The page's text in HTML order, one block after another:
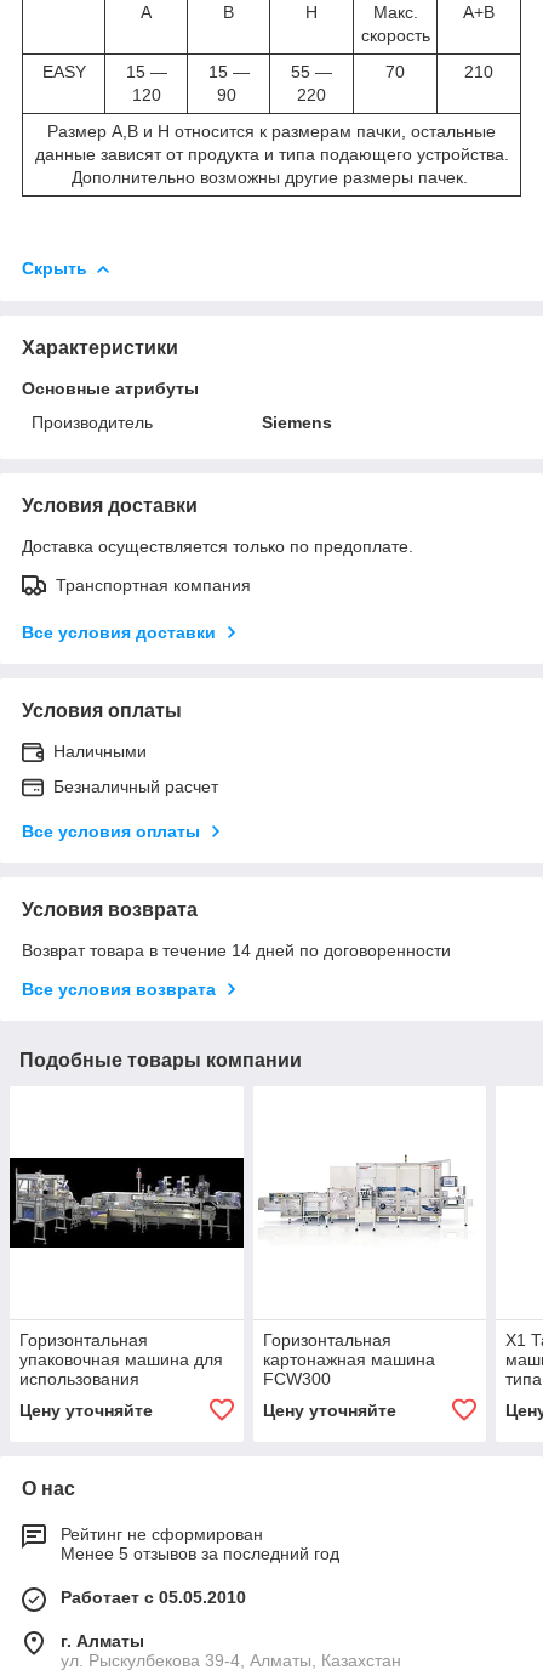
A
B H
Макс.
скорость
A+B
EASY
15 ―
120
15 ―
90
55 ―
220
70 210
Размер А,В и Н относится к размерам пачки, остальные
данные зависят от продукта и типа подающего устройства.
Дополнительно возможны другие размеры пачек.
Скрыть
Характеристики
Основные атрибуты
Производитель
Siemens
Условия доставки
Доставка осуществляется только по предоплате.
Транспортная компания
Все условия доставки
Условия оплаты
Наличными
Безналичный расчет
Все условия оплаты
Условия возврата
Возврат товара в течение 14 дней по договоренности
Все условия возврата
Подобные товары компании
Горизонтальная
упаковочная машина для
использования
атмосферы Delta ww +
Цену уточняйте
Горизонтальная
картонажная машина
FCW300
Цену уточняйте
X1
типа
О нас
Рейтинг не сформирован
Менее 5 отзывов за последний год
Работает с 05.05.2010
г. Алматы
ул. Рыскулбекова 39-4, Алматы, Казахстан